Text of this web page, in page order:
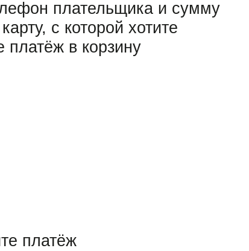
плательщика и сумму
с которой хотите
платёж в корзину
платёж